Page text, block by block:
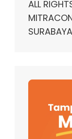
ALL